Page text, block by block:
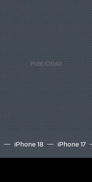
iPhone 18 iPhone 17